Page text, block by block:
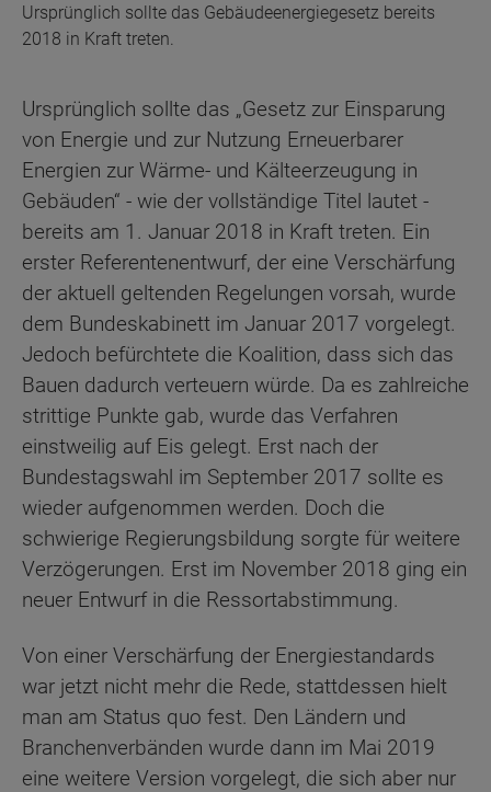
Ursprünglich sollte das Gebäudeenergiegesetz bereits
2018 in Kraft treten.
Ursprünglich sollte das „Gesetz zur Einsparung
von Energie und zur Nutzung Erneuerbarer
Energien zur Wärme- und Kälteerzeugung in
Gebäuden“ - wie der vollständige Titel lautet -
bereits am 1. Januar 2018 in Kraft treten. Ein
erster Referentenentwurf, der eine Verschärfung
der aktuell geltenden Regelungen vorsah, wurde
dem Bundeskabinett im Januar 2017 vorgelegt.
Jedoch befürchtete die Koalition, dass sich das
Bauen dadurch verteuern würde. Da es zahlreiche
strittige Punkte gab, wurde das Verfahren
einstweilig auf Eis gelegt. Erst nach der
Bundestagswahl im September 2017 sollte es
wieder aufgenommen werden. Doch die
schwierige Regierungsbildung sorgte für weitere
Verzögerungen. Erst im November 2018 ging ein
neuer Entwurf in die Ressortabstimmung.
Von einer Verschärfung der Energiestandards
war jetzt nicht mehr die Rede, stattdessen hielt
man am Status quo fest. Den Ländern und
Branchenverbänden wurde dann im Mai 2019
eine weitere Version vorgelegt, die sich aber nur